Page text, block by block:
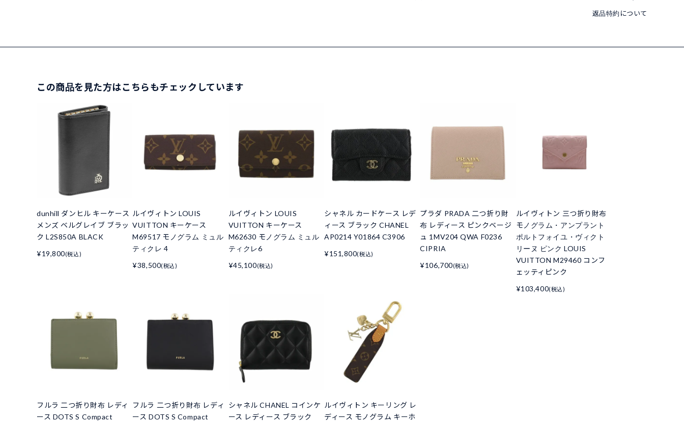
返品特約について
この商品を見た方はこちらもチェックしています
dunhill ダンヒル キーケース
メンズ ベルグレイブ ブラッ
ク L2S850A BLACK
¥19,800(税込)
ルイヴィトン LOUIS
VUITTON キーケース
M69517 モノグラム ミュル
ティクレ 4
¥38,500(税込)
ルイヴィトン LOUIS
VUITTON キーケース
M62630 モノグラム ミュル
ティクレ6
¥45,100(税込)
シャネル カードケース レデ
ィース ブラック CHANEL
AP0214 Y01864 C3906
¥151,800(税込)
プラダ PRADA 二つ折り財
布 レディース ピンクベージ
ュ 1MV204 QWA F0236
CIPRIA
¥106,700(税込)
ルイヴィトン 三つ折り財布
モノグラム・アンプラント
ポルトフォイユ・ヴィクト
リーヌ ピンク LOUIS
VUITTON M29460 コンフ
ェッティピンク
¥103,400(税込)
フルラ 二つ折り財布 レディ
ース DOTS S Compact
フルラ 二つ折り財布 レディ
ース DOTS S Compact
シャネル CHANEL コインケ
ース レディース ブラック
ルイヴィトン キーリング レ
ディース モノグラム キーホ